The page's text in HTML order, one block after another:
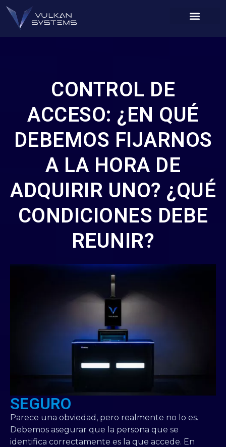
CONTROL DE
ACCESO: ¿EN QUÉ
DEBEMOS FIJARNOS
A LA HORA DE
ADQUIRIR UNO? ¿QUÉ
CONDICIONES DEBE
REUNIR?
SEGURO
Parece una obviedad, pero realmente no lo es.
Debemos asegurar que la persona que se
identifica correctamente es la que accede. En